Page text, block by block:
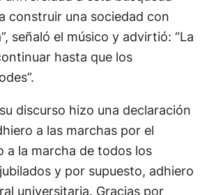
a esta búsqueda
construir una sociedad con
señaló el músico y advirtió: “La
hasta que los
discurso hizo una declaración
a las marchas por el
a la marcha de todos los
y por supuesto, adhiero